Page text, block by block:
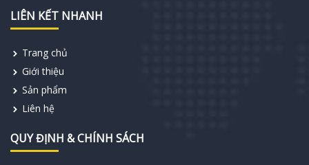
LIÊN KẾT NHANH
Trang chủ
Giới thiệu
Sản phẩm
Liên hệ
QUY ĐỊNH & CHÍNH SÁCH